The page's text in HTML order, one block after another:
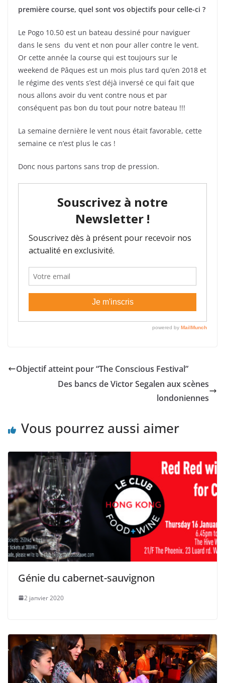
première course, quel sont vos objectifs pour celle-ci ?
Le Pogo 10.50 est un bateau dessiné pour naviguer
dans le sens du vent et non pour aller contre le vent.
Or cette année la course qui est toujours sur le
weekend de Pâques est un mois plus tard qu’en 2018 et
le régime des vents s’est déjà inversé ce qui fait que
nous allons avoir du vent contre nous et par
conséquent pas bon du tout pour notre bateau !!!
La semaine dernière le vent nous était favorable, cette
semaine ce n’est plus le cas !
Donc nous partons sans trop de pression.
Objectif atteint pour “The Conscious Festival”
Des bancs de Victor Segalen aux scènes
londoniennes
Vous pourrez aussi aimer
Génie du cabernet-sauvignon
2 janvier 2020